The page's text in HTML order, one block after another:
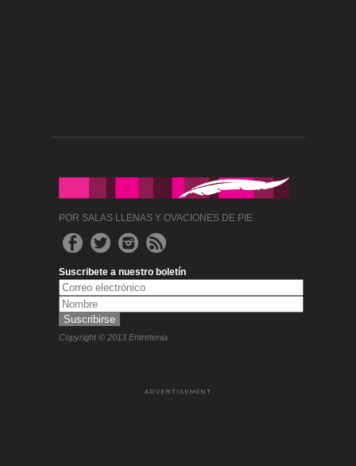
POR SALAS LLENAS Y OVACIONES DE PIE
Suscribete a nuestro boletín
Copyright © 2013 Entretenia
ADVERTISEMENT